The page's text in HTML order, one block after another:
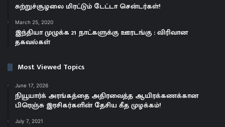
சுற்றுச்சூழலை மிரட்டும் டேட்டா சென்டர்கள்!
March 25, 2020
இந்தியா முழுக்க 21 நாட்களுக்கு ஊரடங்கு : விரிவான
தகவல்கள்
Most Viewed Topics
June 17, 2026
நியூயார்க் அரங்கத்தை அதிரவைத்த ஆயிரக்கணக்கான
பிரெஞ்சு இரசிகர்களின் தேசிய கீத முழக்கம்!
July 7, 2021